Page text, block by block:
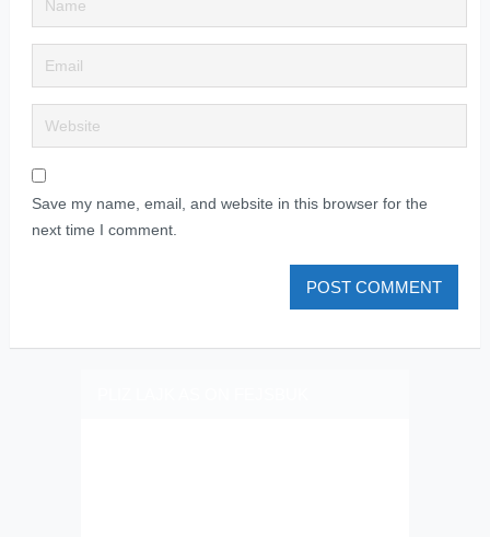
Save my name, email, and website in this browser for the
next time I comment.